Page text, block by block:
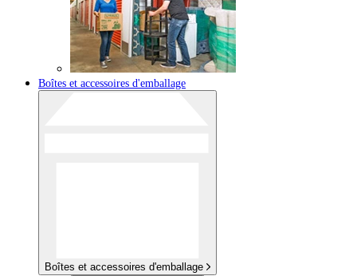
Boîtes et accessoires d'emballage
Boîtes et accessoires d'emballage